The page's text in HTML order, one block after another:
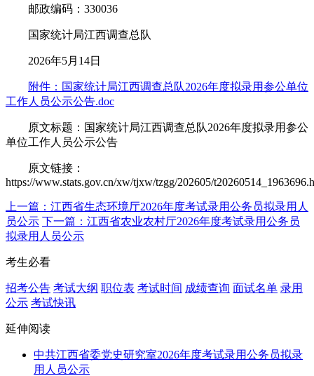
邮政编码：330036
国家统计局江西调查总队
2026年5月14日
附件：国家统计局江西调查总队2026年度拟录用参公单位
工作人员公示公告.doc
原文标题：国家统计局江西调查总队2026年度拟录用参公
单位工作人员公示公告
原文链接：
https://www.stats.gov.cn/xw/tjxw/tzgg/202605/
上一篇：江西省生态环境厅2026年度考试录用公务员拟录用人
员公示 下一篇：江西省农业农村厅2026年度考试录用公务员
拟录用人员公示
考生必看
招考公告 考试大纲 职位表 考试时间 成绩查询 面试名单 录用
公示 考试快讯
延伸阅读
中共江西省委党史研究室2026年度考试录用公务员拟录
用人员公示